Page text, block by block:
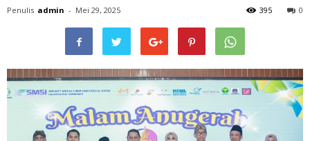
Penulis admin - Mei 29, 2025 0
395